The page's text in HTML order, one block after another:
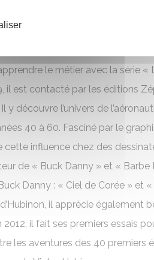
pour le dessin au
d’année, mais c’est avec
et pinceaux. Ce seront les
le métier avec la série «
il est contacté par les éditions
y découvre l’univers de
40 à 60. Fasciné par le
cette influence chez des
de « Buck Danny » et «
Danny : « Ciel de Corée » et
il apprécie également
il fait ses premiers essais
les aventures des 40 premiers